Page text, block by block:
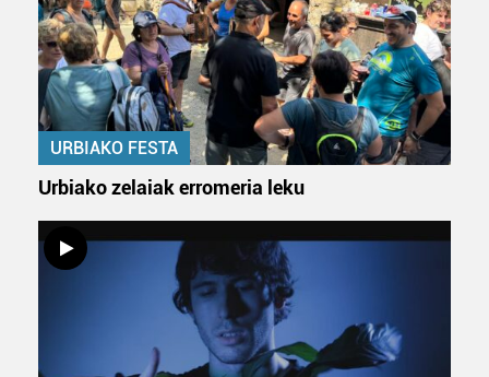
URBIAKO FESTA
Urbiako zelaiak erromeria leku